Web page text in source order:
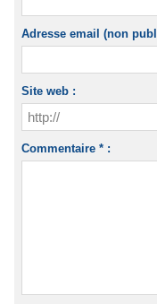
Adresse email (non
Site web :
Commentaire * :